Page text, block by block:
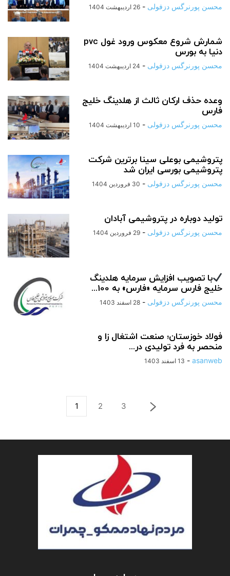
محسن پورنرگس دزفولی - 26 اردیبهشت 1404
شمارش شروع معکوس ورود غول pvc
دنیا به بورس
محسن پورنرگس دزفولی - 24 اردیبهشت 1404
وعده حذف ارکان ثالث از هلدینگ خلیج
فارس
محسن پورنرگس دزفولی - 10 اردیبهشت 1404
پتروشیمی بوعلی سینا برترین شرکت
پتروشیمی بورسی ایران شد
محسن پورنرگس دزفولی - 30 فروردین 1404
تولید دوباره در پتروشیمی آبادان
محسن پورنرگس دزفولی - 29 فروردین 1404
با تصویب افزایش سرمایه هلدینگ
خلیج فارس سرمایه «فارس» به 100...
محسن پورنرگس دزفولی - 28 اسفند 1403
فولاد خوزستان؛ صنعت اشتغال زا و
منحصر به فرد تولیدی در...
asanweb
- 13 اسفند 1403
1 2 3